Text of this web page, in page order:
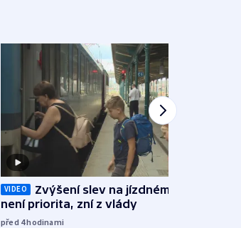
VIDEO
Zvýšení slev na jízdném teď
není priorita, zní z vlády
před 4hodinami